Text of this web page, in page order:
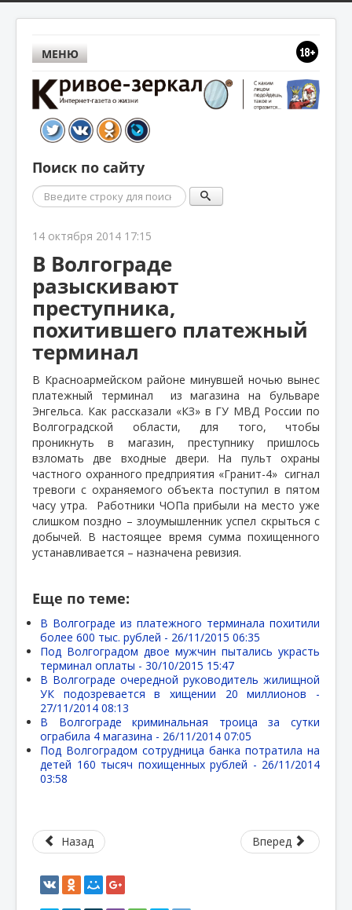
МЕНЮ
Поиск по сайту
Поиск
14 октября 2014 17:15
В Волгограде
разыскивают
преступника,
похитившего платежный
терминал
В Красноармейском районе минувшей ночью вынес
платежный терминал
из магазина на бульваре
Энгельса. Как рассказали «КЗ» в ГУ МВД России по
Волгоградской области, для того, чтобы
проникнуть в магазин, преступнику пришлось
взломать две входные двери. На пульт охраны
частного охранного предприятия «Гранит-4» сигнал
тревоги с охраняемого объекта поступил в пятом
часу утра.
Работники ЧОПа прибыли на место уже
слишком поздно – злоумышленник успел скрыться с
добычей. В настоящее время сумма похищенного
устанавливается – назначена ревизия.
Еще по теме:
В Волгограде из платежного терминала похитили
более 600 тыс. рублей - 26/11/2015 06:35
Под Волгоградом двое мужчин пытались украсть
терминал оплаты - 30/10/2015 15:47
В Волгограде очередной руководитель жилищной
УК подозревается в хищении 20 миллионов -
27/11/2014 08:13
В Волгограде криминальная троица за сутки
ограбила 4 магазина - 26/11/2014 07:05
Под Волгоградом сотрудница банка потратила на
детей 160 тысяч похищенных рублей - 26/11/2014
03:58
Назад Вперед